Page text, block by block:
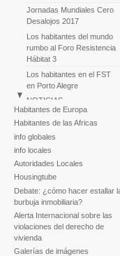
Jornadas Mundiales Cero
Desalojos 2017
Los habitantes del mundo
rumbo al Foro Resistencia
Hábitat 3
Los habitantes en el FST
en Porto Alegre
NOTICIAS
Perú: Marcha de
Asentamientos Humanos
Huascar
Reportaje fotogràfico sobre
la tragedia de la tormenta
Noel
Habitantes de Europa
Habitantes de las Africas
info globales
info locales
Autoridades Locales
Housingtube
Debate: ¿cómo hacer estallar
burbuja inmobiliaria?
Alerta Internacional sobre las
violaciones del derecho de
vivienda
Galerías de imágenes